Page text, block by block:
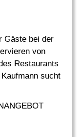
Gäste bei der
von
Restaurants
sucht